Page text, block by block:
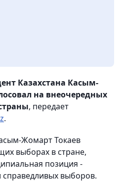
Казахстана Касым-
на внеочередных
, передает
.
Жомарт Токаев
выборах в стране,
позиция -
выборов.